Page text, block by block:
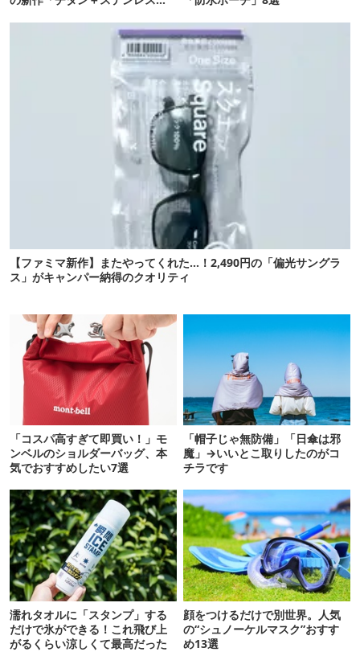
【ファミマ新作】またやってくれた…！2,490円の「偏光サングラ
ス」がキャンパー納得のクオリティ
「コスパ高すぎて即買い！」モ
ンベルのショルダーバッグ、本
気でおすすめしたい7選
「帽子じゃ無防備」「日傘は邪
魔」→いいとこ取りしたのがコ
チラです
濡れタオルに「スタンプ」する
だけで氷ができる！これ飛び上
がるくらい涼しくて最高だった
顔をつけるだけで別世界。人気
の“シュノーケルマスク”おすす
め13選